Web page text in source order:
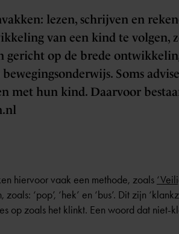
lezen, schrijven en
van een kind te volgen,
gericht op de brede
Soms
met hun kind. Daarvoor
hiervoor vaak een methode, zoals
‘pop’, ‘hek’ en ‘bus’. Dit zijn
op zoals het klinkt. Een woord dat niet-